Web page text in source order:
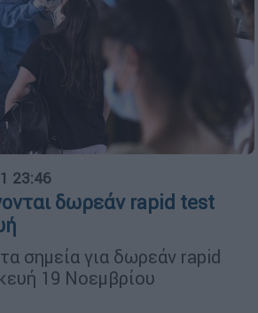
23:46
δωρεάν rapid test
σημεία για δωρεάν rapid
19 Νοεμβρίου